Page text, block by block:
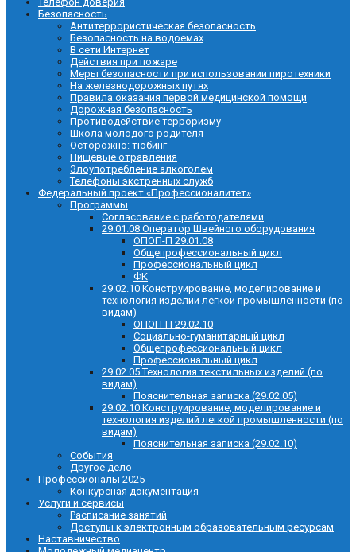
Безопасность
Антитеррористическая безопасность
Безопасность на водоемах
В сети Интернет
Действия при пожаре
Меры безопасности при использовании пиротехники
На железнодорожных путях
Правила оказания первой медицинской помощи
Дорожная безопасность
Противодействие терроризму
Школа молодого родителя
Осторожно: тюбинг
Пищевые отравления
Злоупотребление алкоголем
Телефоны экстренных служб
Федеральный проект «Профессионалитет»
Программы
Согласование с работодателями
29.01.08 Оператор Швейного оборудования
ОПОП-П 29.01.08
Общепрофессиональный цикл
Профессиональный цикл
ФК
29.02.10 Конструирование, моделирование и
технология изделий легкой промышленности (по
видам)
ОПОП-П 29.02.10
Социально-гуманитарный цикл
Общепрофессиональный цикл
Профессиональный цикл
29.02.05 Технология текстильных изделий (по
видам)
Пояснительная записка (29.02.05)
29.02.10 Конструирование, моделирование и
технология изделий легкой промышленности (по
видам)
Пояснительная записка (29.02.10)
События
Другое дело
Профессионалы 2025
Конкурсная документация
Услуги и сервисы
Расписание занятий
Доступы к электронным образовательным ресурсам
Наставничество